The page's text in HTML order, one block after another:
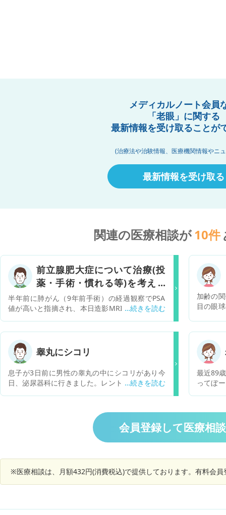
メディカルノート会員
「老眼」に関する
最新情報を受け取ることが
(治療法や治験情報、医療機関情報やニ
最新情報を受け取る
関連の医療相談が10件
前立腺肥大症について治療(投
薬・手術・慣れる等)を考えの
アドバイスを下さい。
半年前に肺がん（9年前手術）の経過観察でPSA
値が高いと指摘され、本日造影MRIを撮影しまし
ん専門の大病院のため、詳細は泌尿器科へ紹介状
を出すとの説明を受けました。 「前立腺肥大症」
という言葉は聞いたことはありましたが、深く考
えたことはなく、少し調べると「前立腺が卵ほど
に大きくなり、尿の勢いが弱くなる・頻尿にな
る」とありました。今日の医師の話では、「尿の
出が悪くなれば治療を検討」「頻尿はあまり関係
手術」「大きくなるかは人それぞれ」とのことで
した。 私は還暦を過ぎ、実際に尿の勢いが弱く、
夜間も1〜2時間おきにトイレに行きます。ただ
なことと考え、ある程度は受け入れてきました。
老眼なら眼鏡を新調すれば済みますが、前立腺の
談したところ、以下の回答が得られました。 ・軽
加齢の
目の眼
進んで
で、眼
検査に
自然な
対応す
Cをみる
願いい
睾丸にシコリ
息子が3日前に男性の睾丸の中にシコリがあり今
日、泌尿器科に行きました。レントゲン、エコー
と書いてありました。息子が先生から説明された
のが精子を作る横に2つシコリがある(1個は良く
男性にあるが2個は珍しい)炎症をおこしている。
と言われたそうです。１週間後に病院受診。エコ
に飲むようにもらいました。治らないと不妊症に
なりやすいとも言われたそうです。ガンが親の私
最近89
ってぼ
しかや
すごい
会員登録して医療相
※医療相談は、月額432円(消費税込)で提供しております。有料会